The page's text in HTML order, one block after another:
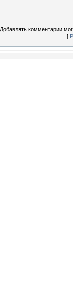
Добавлять комментарии
[